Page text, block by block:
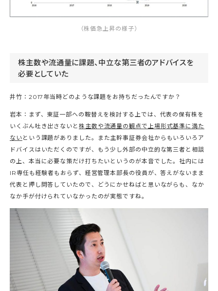
（株価急上昇の様子）
株主数や流通量に課題、中立な第三者のアドバイスを
必要としていた
井竹：2017年当時どのような課題をお持ちだったんですか？
岩本：まず、東証一部への鞍替えを検討する上では、代表の保有株を
いくぶん吐き出さないと 株主数や流通量の観点で上場形式基準に満た
ない という課題がありました。また主幹事証券会社からもいろいろア
ドバイスはいただくのですが、もう少し外部の中立的な第三者と相談
の上、本当に必要な策だけ打ちたいというのが本音でした。社内には
IR専任も経験者もおらず、経営管理本部長の役員が、答えがないまま
代表と押し問答していたので、どうにかせねばと思いながらも、なか
なか手が付けられていなかったのが実態ですね。